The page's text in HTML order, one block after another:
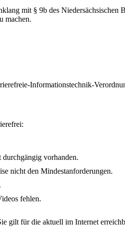
mit § 9b des
machen.
Informationstechnik-
vorhanden.
nicht den Mindestanforderungen.
fehlen.
gilt für die aktuell im Internet